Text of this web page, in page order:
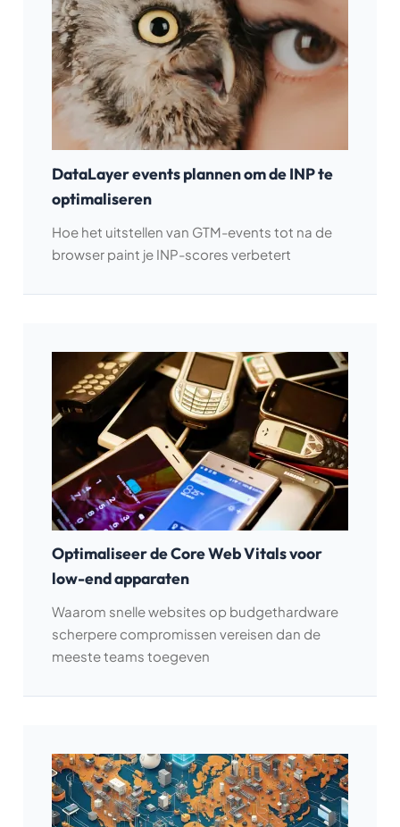
DataLayer events plannen om de INP te
optimaliseren
Hoe het uitstellen van GTM-events tot na de
browser paint je INP-scores verbetert
Optimaliseer de Core Web Vitals voor
low-end apparaten
Waarom snelle websites op budgethardware
scherpere compromissen vereisen dan de
meeste teams toegeven